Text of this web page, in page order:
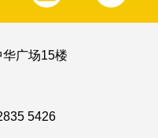
广场15楼
5426